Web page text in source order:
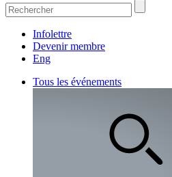
Infolettre
Devenir membre
Eng
Tous les événements